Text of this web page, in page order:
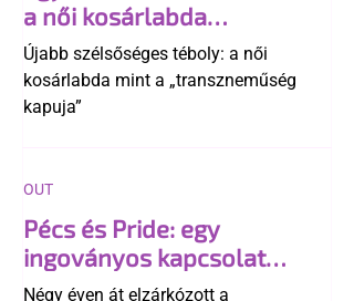
a női kosárlabda
transzneműséghez vezet
Újabb szélsőséges téboly: a női
kosárlabda mint a „transzneműség
kapuja”
Pécs és Pride: egy
ingoványos kapcsolat
története
Négy éven át elzárkózott a
OUT